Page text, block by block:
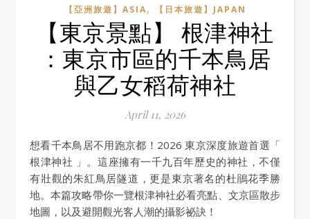
【亞洲旅遊】ASIA, 【日本旅遊】JAPAN
【東京景點】 根津神社
：東京市區的千本鳥居
與乙女稻荷神社
April 11, 2026
想看千本鳥居不用跑京都！2026 東京深度旅遊首選「
根津神社 」。這座擁有一千九百年歷史的神社，不僅
有壯觀的朱紅鳥居隧道，更是東京著名的杜鵑花季勝
地。本篇攻略帶你一覽根津神社必看亮點、文京區散步
地圖，以及避開觀光客人潮的攝影祕訣！